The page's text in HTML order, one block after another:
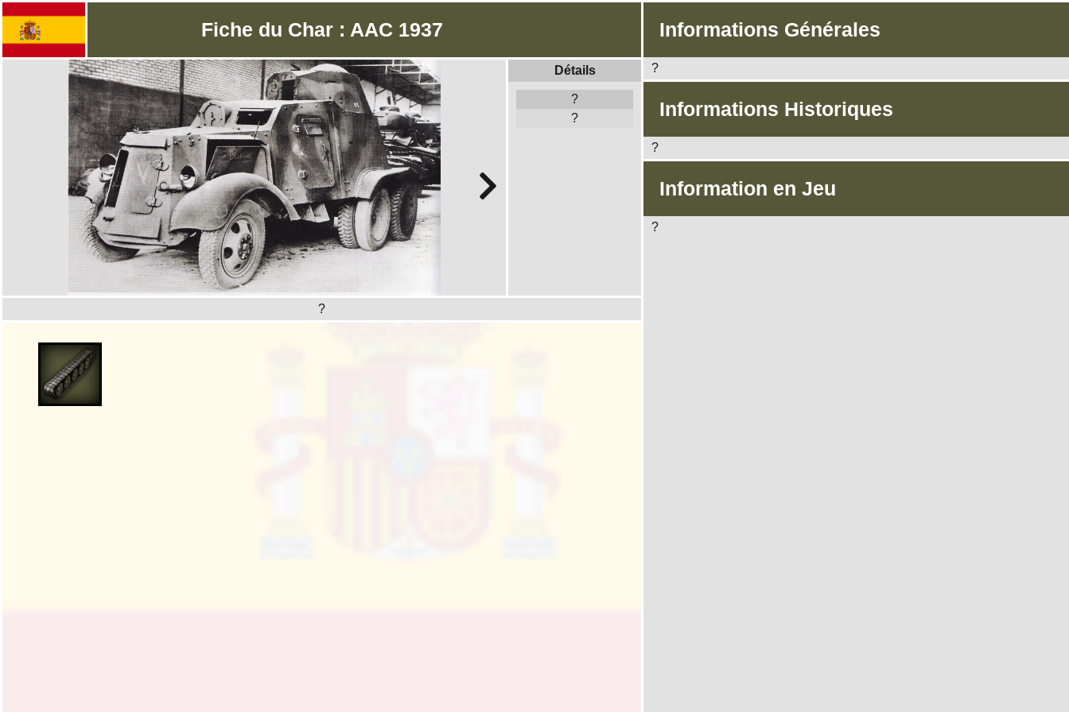
Fiche du Char : AAC 1937
Détails
?
?
?
Informations Générales
?
Informations Historiques
?
Information en Jeu
?